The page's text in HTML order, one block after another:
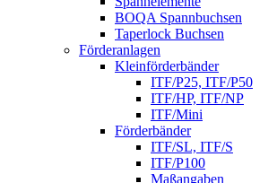
BOQA Spannbuchsen
Taperlock Buchsen
Förderanlagen
Kleinförderbänder
ITF/P25, ITF/P50
ITF/HP, ITF/NP
ITF/Mini
Förderbänder
ITF/SL, ITF/S
ITF/P100
Maßangaben